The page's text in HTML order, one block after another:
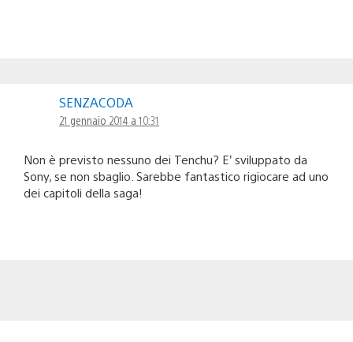
SENZACODA
21 gennaio 2014 a 10:31
Non è previsto nessuno dei Tenchu? E’ sviluppato da
Sony, se non sbaglio. Sarebbe fantastico rigiocare ad uno
dei capitoli della saga!